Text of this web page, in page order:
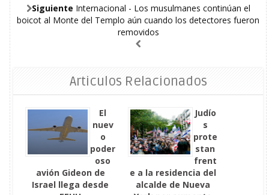
Siguiente Internacional - Los musulmanes continúan el
boicot al Monte del Templo aún cuando los detectores fueron
removidos
Articulos Relacionados
El
nuev
o
poder
oso
avión Gideon de
Israel llega desde
Judío
s
prote
stan
frent
e a la residencia del
alcalde de Nueva